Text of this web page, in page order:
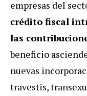
empresas del
crédito fiscal
las
beneficio
nuevas
travestis,